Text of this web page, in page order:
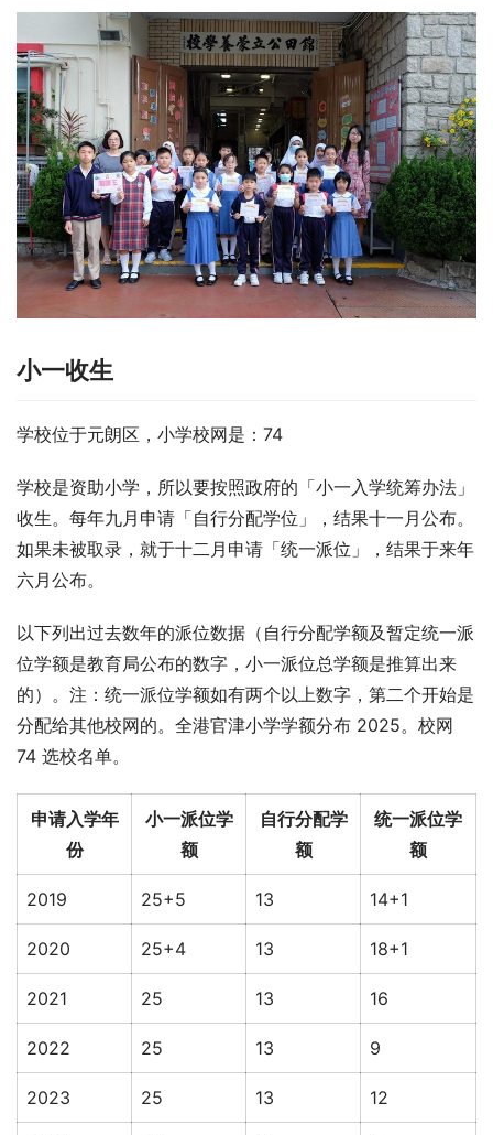
小一收生
学校位于元朗区，小学校网是：74
学校是资助小学，所以要按照政府的「小一入学统筹办法」
收生。每年九月申请「自行分配学位」，结果十一月公布。
如果未被取录，就于十二月申请「统一派位」，结果于来年
六月公布。
以下列出过去数年的派位数据（自行分配学额及暂定统一派
位学额是教育局公布的数字，小一派位总学额是推算出来
的）。注：统一派位学额如有两个以上数字，第二个开始是
分配给其他校网的。全港官津小学学额分布 2025。校网
74 选校名单。
申请入学年
份
小一派位学
额
自行分配学
额
统一派位学
额
2019 25+5 13 14+1
2020 25+4 13 18+1
2021 25 13 16
2022 25 13 9
2023 25 13 12